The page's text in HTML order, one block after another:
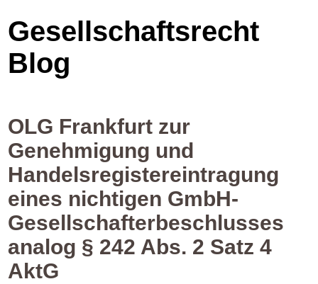
Gesellschaftsrecht
Blog
OLG Frankfurt zur
Genehmigung und
Handelsregistereintragung
eines nichtigen GmbH-
Gesellschafterbeschlusses
analog § 242 Abs. 2 Satz 4
AktG